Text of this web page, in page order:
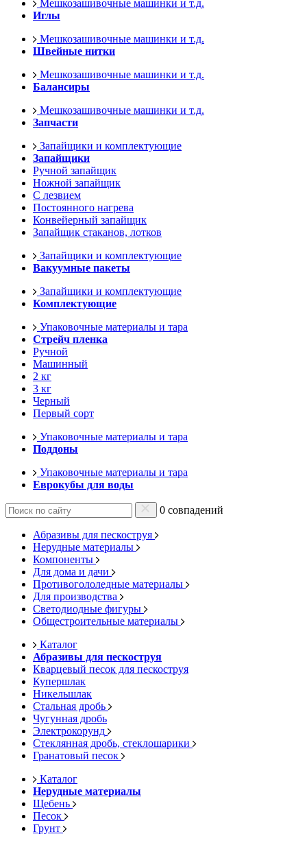
Мешкозашивочные машинки и т.д.
Иглы
Мешкозашивочные машинки и т.д.
Швейные нитки
Мешкозашивочные машинки и т.д.
Балансиры
Мешкозашивочные машинки и т.д.
Запчасти
Запайщики и комплектующие
Запайщики
Ручной запайщик
Ножной запайщик
С лезвием
Постоянного нагрева
Конвейерный запайщик
Запайщик стаканов, лотков
Запайщики и комплектующие
Вакуумные пакеты
Запайщики и комплектующие
Комплектующие
Упаковочные материалы и тара
Стрейч пленка
Ручной
Машинный
2 кг
3 кг
Черный
Первый сорт
Упаковочные материалы и тара
Поддоны
Упаковочные материалы и тара
Еврокубы для воды
0 совпадений
Абразивы для пескоструя
Нерудные материалы
Компоненты
Для дома и дачи
Противогололедные материалы
Для производства
Светодиодные фигуры
Общестроительные материалы
Каталог
Абразивы для пескоструя
Кварцевый песок для пескоструя
Купершлак
Никельшлак
Стальная дробь
Чугунная дробь
Электрокорунд
Стеклянная дробь, стеклошарики
Гранатовый песок
Каталог
Нерудные материалы
Щебень
Песок
Грунт